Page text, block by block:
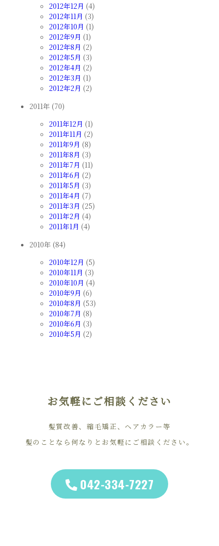
2012年12月 (4)
2012年11月 (3)
2012年10月 (1)
2012年9月 (1)
2012年8月 (2)
2012年5月 (3)
2012年4月 (2)
2012年3月 (1)
2012年2月 (2)
2011年 (70)
2011年12月 (1)
2011年11月 (2)
2011年9月 (8)
2011年8月 (3)
2011年7月 (11)
2011年6月 (2)
2011年5月 (3)
2011年4月 (7)
2011年3月 (25)
2011年2月 (4)
2011年1月 (4)
2010年 (84)
2010年12月 (5)
2010年11月 (3)
2010年10月 (4)
2010年9月 (6)
2010年8月 (53)
2010年7月 (8)
2010年6月 (3)
2010年5月 (2)
お気軽にご相談ください
髪質改善、縮毛矯正、ヘアカラー等
髪のことなら何なりとお気軽にご相談ください。
042-334-7227